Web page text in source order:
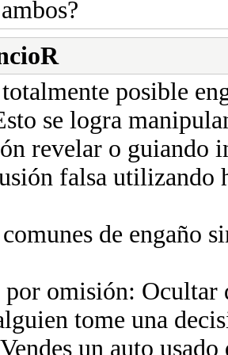
totalmente posible
se logra
revelar o guiando
falsa utilizando
de engaño
omisión: Ocultar
tome una
un auto